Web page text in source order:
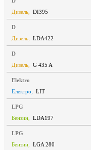
Дизель,
DI395
D
Дизель,
LDA422
D
Дизель,
G 435 A
Elektro
Електро,
LIT
LPG
Бензин,
LDA197
LPG
Бензин,
LGA 280